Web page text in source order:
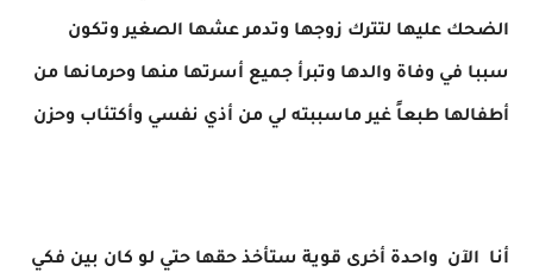
الضحك عليها لتترك زوجها وتدمر عشها الصغير وتكون
سببا في وفاة والدها وتبرأ جميع أسرتها منها وحرمانها من
أطفالها طبعاً غير ماسببته لي من أذي نفسي وأكتئاب وحزن
أنا الآن واحدة أخرى قوية ستأخذ حقها حتي لو كان بين فكي